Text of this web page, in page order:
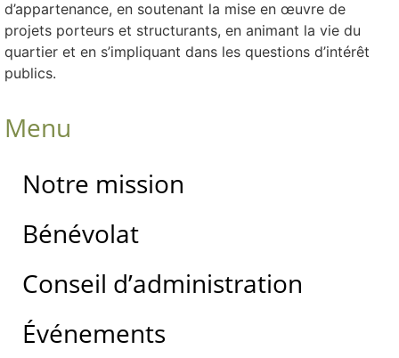
d’appartenance, en soutenant la mise en œuvre de
projets porteurs et structurants, en animant la vie du
quartier et en s’impliquant dans les questions d’intérêt
publics.
Menu
Notre mission
Bénévolat
Conseil d’administration
Événements